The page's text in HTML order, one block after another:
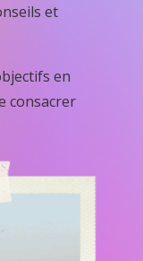
et
en
consacrer